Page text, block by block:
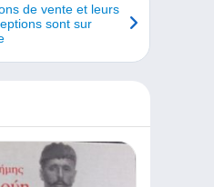
de vente et leurs
sont sur